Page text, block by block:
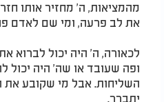
מהמציאות, ה' מחזיר אותו
את לב פרעה, ומי שם לאדם
לכאורה, ה' היה יכול לברוא
ופה שעובד או שה' היה יכול
השליחות. אבל מי שקובע את
יתברך.